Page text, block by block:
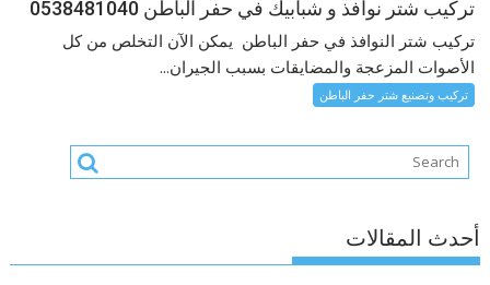
تركيب شتر نوافذ و شبابيك في حفر الباطن 0538481040
تركيب شتر النوافذ في حفر الباطن يمكن الآن التخلص من كل
الأصوات المزعجة والمضايقات بسبب الجيران...
تركيب وتصنيع شتر حفر الباطن
أحدث المقالات